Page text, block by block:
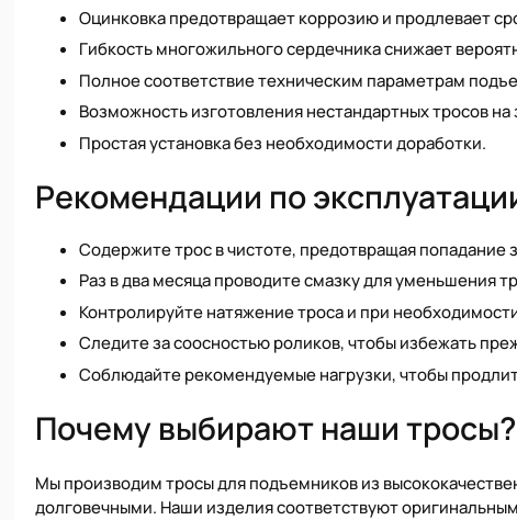
Оцинковка предотвращает коррозию и продлевает
Гибкость многожильного сердечника снижает
Полное соответствие техническим параметрам
Возможность изготовления нестандартных тросов на
Простая установка без необходимости доработки.
Рекомендации по
Содержите трос в чистоте, предотвращая попадание
Раз в два месяца проводите смазку для уменьшения
Контролируйте натяжение троса и при
Следите за соосностью роликов, чтобы избежать
Соблюдайте рекомендуемые нагрузки, чтобы
Почему выбирают наши тросы?
Мы производим тросы для подъемников из
долговечными. Наши изделия соответствуют